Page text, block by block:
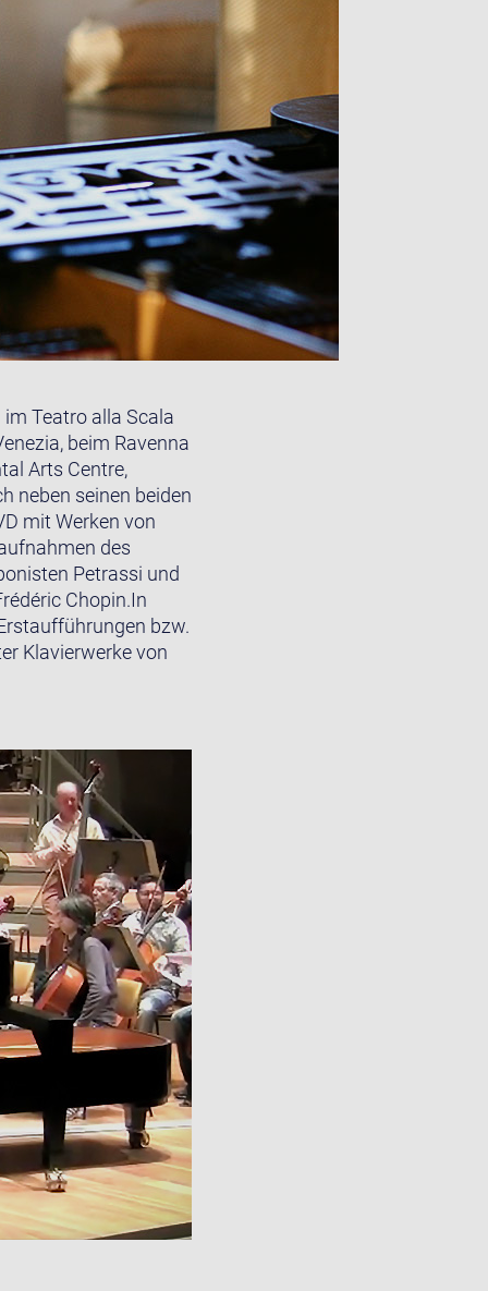
Teatro alla Scala
beim Ravenna
Arts Centre,
neben seinen beiden
mit Werken von
des
Petrassi und
Chopin.In
bzw.
Klavierwerke von